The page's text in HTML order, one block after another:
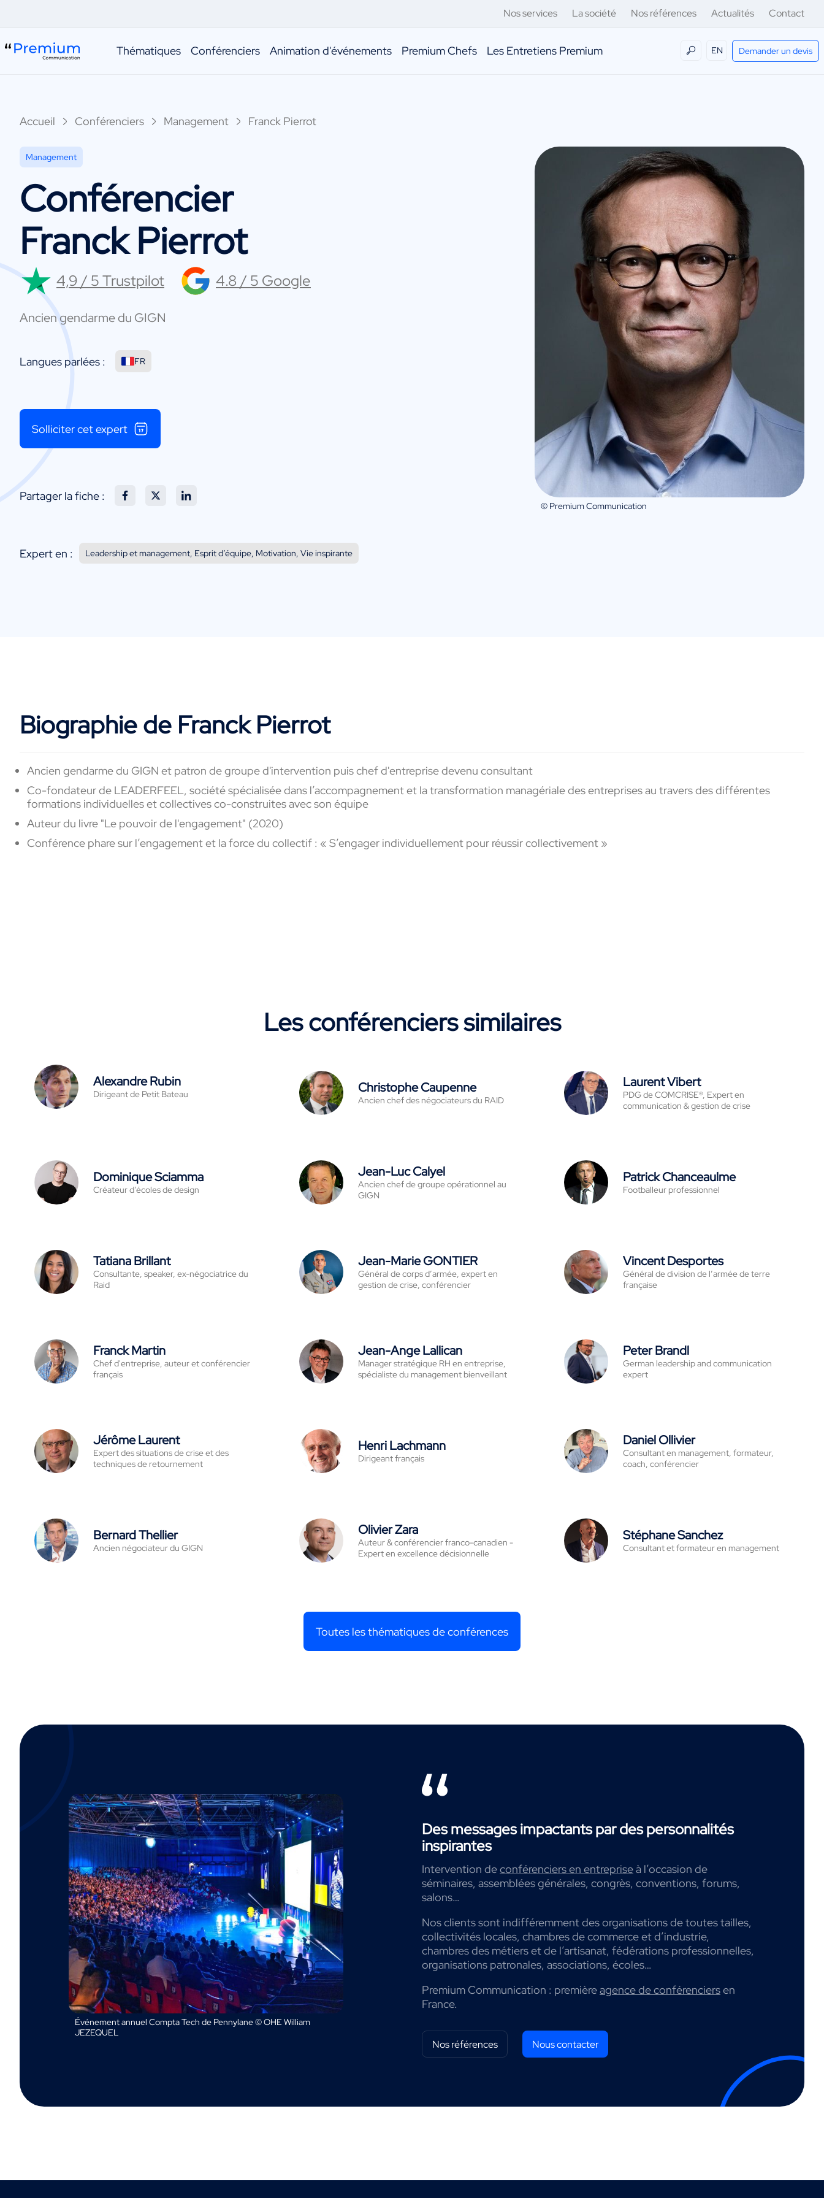
Nos services La société Nos références Actualités Contact
Thématiques Conférenciers Animation d'événements Premium Chefs Les Entretiens Premium EN Demander un devis
Accueil Conférenciers Management Franck Pierrot
© Premium Communication
Management
Conférencier
Franck Pierrot
4,9 / 5 Trustpilot 4.8 / 5 Google
Ancien gendarme du GIGN
Langues parlées : FR
Solliciter cet expert
Partager la fiche :
Expert en : Leadership et management, Esprit d’équipe, Motivation, Vie inspirante
Biographie de Franck Pierrot
Ancien gendarme du GIGN et patron de groupe d'intervention puis chef d'entreprise devenu consultant
Co-fondateur de LEADERFEEL, société spécialisée dans l’accompagnement et la transformation managériale des entreprises au travers des différentes
formations individuelles et collectives co-construites avec son équipe
Auteur du livre "Le pouvoir de l'engagement" (2020)
Conférence phare sur l’engagement et la force du collectif : « S’engager individuellement pour réussir collectivement »
Les conférenciers similaires
Alexandre Rubin
Dirigeant de Petit Bateau Christophe Caupenne
Ancien chef des négociateurs du RAID
Laurent Vibert
PDG de COMCRISE®, Expert en
communication & gestion de crise
Dominique Sciamma
Créateur d’écoles de design
Jean-Luc Calyel
Ancien chef de groupe opérationnel au
GIGN
Patrick Chanceaulme
Footballeur professionnel
Tatiana Brillant
Consultante, speaker, ex-négociatrice du
Raid
Jean-Marie GONTIER
Général de corps d’armée, expert en
gestion de crise, conférencier
Vincent Desportes
Général de division de l’armée de terre
française
Franck Martin
Chef d'entreprise, auteur et conférencier
français
Jean-Ange Lallican
Manager stratégique RH en entreprise,
spécialiste du management bienveillant
Peter Brandl
German leadership and communication
expert
Jérôme Laurent
Expert des situations de crise et des
techniques de retournement
Henri Lachmann
Dirigeant français
Daniel Ollivier
Consultant en management, formateur,
coach, conférencier
Bernard Thellier
Ancien négociateur du GIGN
Olivier Zara
Auteur & conférencier franco-canadien -
Expert en excellence décisionnelle
Stéphane Sanchez
Consultant et formateur en management
Toutes les thématiques de conférences
Événement annuel Compta Tech de Pennylane © OHE William
JEZEQUEL
Des messages impactants par des personnalités
inspirantes
Intervention deconférenciers en entrepriseà l’occasion de
séminaires, assemblées générales, congrès, conventions, forums,
salons…
Nos clients sont indifféremment des organisations de toutes tailles,
collectivités locales, chambres de commerce et d’industrie,
chambres des métiers et de l’artisanat, fédérations professionnelles,
organisations patronales, associations, écoles…
Premium Communication : premièreagence de conférenciersen
France.
Nos références Nous contacter